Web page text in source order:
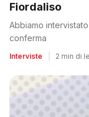
Fiordaliso
Abbiamo
conferma
Interviste 2 min di